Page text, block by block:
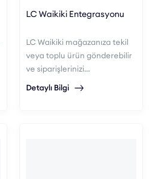
LC Waikiki Entegrasyonu
LC Waikiki mağazanıza tekil
veya toplu ürün gönderebilir
ve siparişlerinizi
yönetebilirsiniz.
Detaylı Bilgi